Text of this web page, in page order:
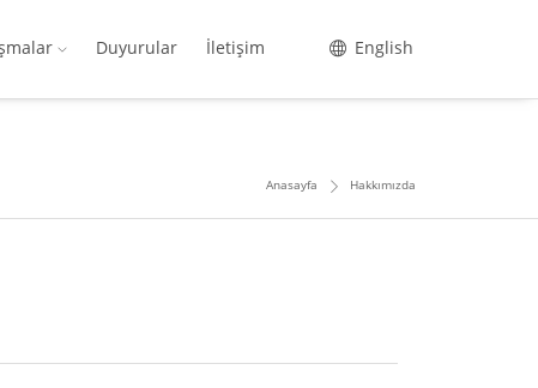
Duyurular İletişim English
Anasayfa Hakkımızda